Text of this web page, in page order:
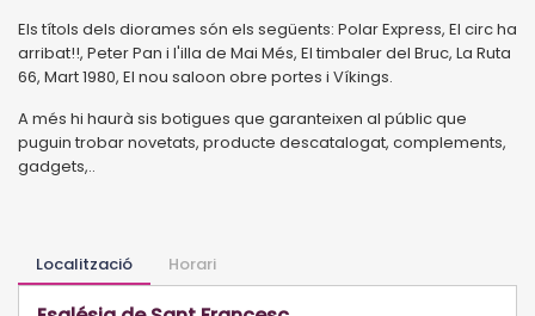
Els títols dels diorames són els següents: Polar Express, El circ ha
arribat!!, Peter Pan i l'illa de Mai Més, El timbaler del Bruc, La Ruta
66, Mart 1980, El nou saloon obre portes i Víkings.
A més hi haurà sis botigues que garanteixen al públic que
puguin trobar novetats, producte descatalogat, complements,
gadgets,..
Localització Horari